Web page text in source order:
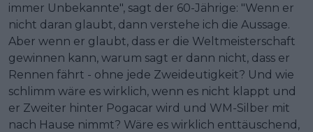
immer Unbekannte", sagt der 60-Jährige: "Wenn er
nicht daran glaubt, dann verstehe ich die Aussage.
Aber wenn er glaubt, dass er die Weltmeisterschaft
gewinnen kann, warum sagt er dann nicht, dass er
Rennen fährt - ohne jede Zweideutigkeit? Und wie
schlimm wäre es wirklich, wenn es nicht klappt und
er Zweiter hinter Pogacar wird und WM-Silber mit
nach Hause nimmt? Wäre es wirklich enttäuschend,